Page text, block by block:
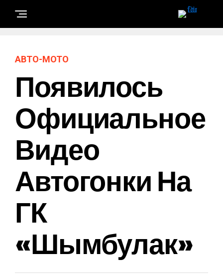
АВТО-МОТО
Появилось
Официальное
Видео
Автогонки На
ГК
«Шымбулак»